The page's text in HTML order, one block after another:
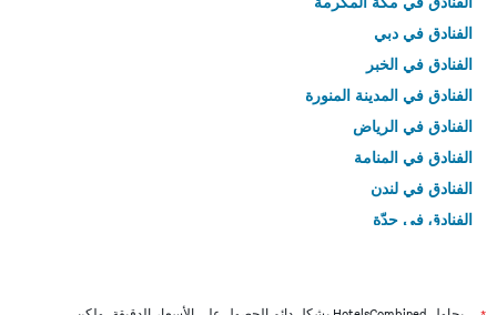
الفنادق في دبي
الفنادق في الخبر
الفنادق في المدينة المنورة
الفنادق في الرياض
الفنادق في المنامة
الفنادق في لندن
الفنادق في جدّة